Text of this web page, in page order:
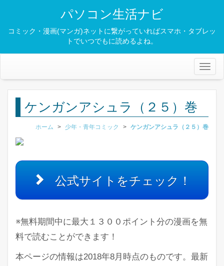
パソコン生活ナビ
コミック・漫画(マンガ)ネットに繋がっていればスマホ・タブレッ
トでいつでもに読めるよね。
ケンガンアシュラ（２５）巻
ホーム > 少年・青年コミック > ケンガンアシュラ（２５）巻
公式サイトをチェック！
※無料期間中に最大１３００ポイント分の漫画を無
料で読むことができます！
本ページの情報は2018年8月時点のものです。最新